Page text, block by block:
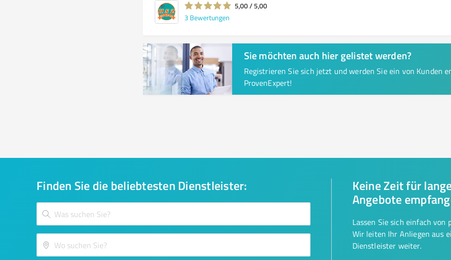
5,00 / 5,00
3 Bewertungen
Sie möchten auch hier gelistet werden?
Registrieren Sie sich jetzt und werden Sie ein von Kunden
ProvenExpert!
Finden Sie die beliebtesten Dienstleister:
Keine Zeit für
Angebote
Lassen Sie sich einfach
Wir leiten Ihr Anliegen aus
Dienstleister weiter.